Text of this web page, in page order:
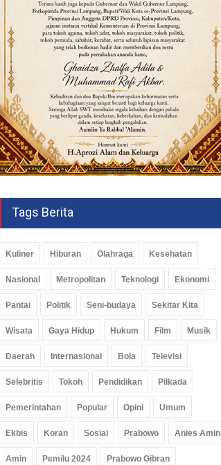
Tags Berita
Kuliner Hiburan Olahraga Kesehatan
Nasional Metropolitan Teknologi Ekonomi
Pantai Politik Seni-budaya Sekitar Kita
Wisata Gaya Hidup Hukum Film Musik
Daerah Internasional Bola Televisi
Selebritis Tokoh Pendidikan Pilkada
Pemerintahan Popular Opini Umum
Ekbis Koran Sosial Prabowo Anies Amin
Amin Pemilu 2024 Prabowo Gibran